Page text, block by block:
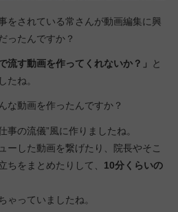
をされている常さんが動画編集に興
ったんですか？
流す動画を作ってくれないか？」
と
たね。
な動画を作ったんですか？
の流儀”風に作りましたね。
ーした動画を繋げたり、院長やそこ
ちをまとめたりして、 10分くらいの
ゃっていましたね。